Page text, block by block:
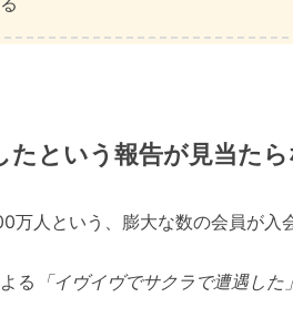
たという報告が見当た
万人という、膨大な数の会員が入
る 「イヴイヴでサクラで遭遇した」